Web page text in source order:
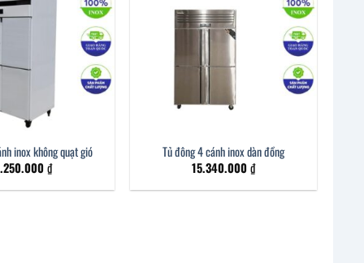
inox không quạt gió
₫
Tủ đông 4 cánh inox dàn đồng
15.340.000₫